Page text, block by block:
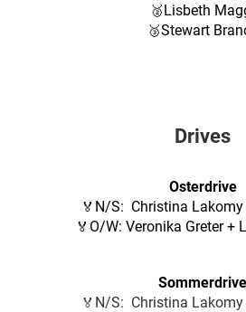
🥈Lisbeth
🥉Stewart
Drives
Osterdrive
🏅 N/S: Christina Lakomy
🏅 O/W: Veronika Greter +
Sommerdrive
🏅 N/S: Christina Lakomy